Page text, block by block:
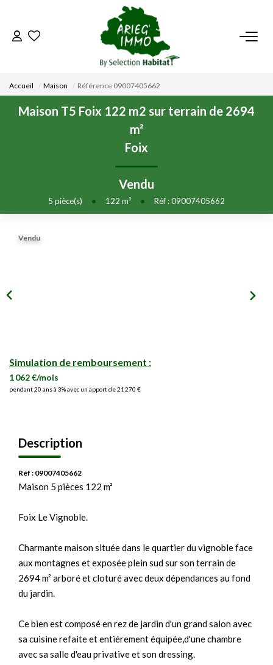
ACCUEIL
NOS BIENS
VENDRE UN BIEN
DÉPOSEZ VOTRE RECHERCHE
NOUS REJOINDRE
Accueil Maison Référence 09007405662
Maison T5 Foix 122 m2 sur terrain de 2694
m²
Foix
Vendu
5 pièce(s) • 122 m² • Réf : 09007405662
Vendu
Simulation de remboursement :
1 062 €/mois
pendant 20 ans à 3% avec un apport de 21 270 €
Description
Réf : 09007405662
Maison 5 pièces 122 m²
Foix Le Vignoble.
Charmante maison située dans le quartier du vignoble face
aux montagnes et exposée plein sud sur son terrain de
2694 m² arboré et cloturé avec deux dépendances au fond
du jardin.
Ce bien est composé en rez de jardin d'un grand salon avec
sa cuisine refaite et entiérement équipée,d'une chambre
avec sa salle d'eau privative et son dressing.